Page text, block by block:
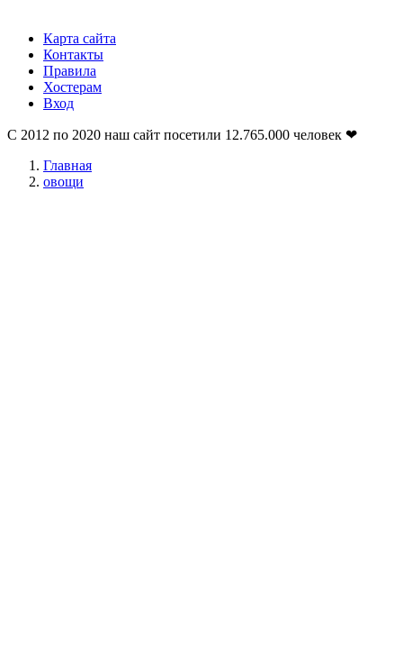
Карта сайта
Контакты
Правила
Хостерам
Вход
С 2012 по 2020 наш сайт посетили 12.765.000 человек ❤
Главная
овощи